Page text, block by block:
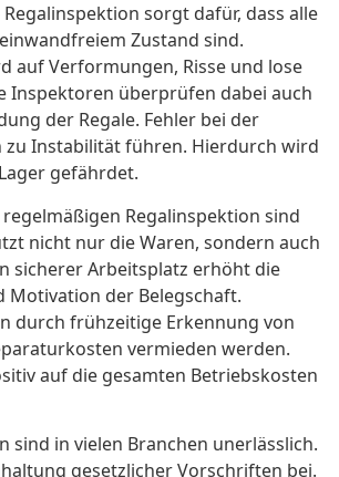
sorgt dafür, dass alle
Zustand sind.
auf Verformungen, Risse und lose
Inspektoren überprüfen dabei auch
der Regale. Fehler bei der
zu Instabilität führen. Hierdurch wird
gefährdet.
Regalinspektion sind
nicht nur die Waren, sondern auch
sicherer Arbeitsplatz erhöht die
Motivation der Belegschaft.
durch frühzeitige Erkennung von
vermieden werden.
auf die gesamten Betriebskosten
sind in vielen Branchen unerlässlich.
gesetzlicher Vorschriften bei.